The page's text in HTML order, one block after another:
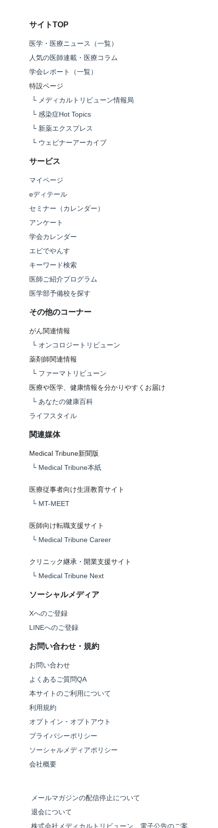
サイトTOP
医学・医療ニュース（一覧）
人気の医師連載・医療コラム
学会レポート（一覧）
特設ページ
└ メディカルトリビューン情報局
└ 感染症Hot Topics
└ 新薬エクスプレス
└ ウェビナーアーカイブ
サービス
マイページ
eディテール
セミナー（カレンダー）
アンケート
学会カレンダー
エビでやんす
キーワード検索
医師ご紹介プログラム
医学部予備校を探す
その他のコーナー
がん関連情報
└ オンコロジートリビューン
薬剤師関連情報
└ ファーマトリビューン
医療や医学、健康情報を分かりやすくお届け
└ あなたの健康百科
ライフスタイル
関連媒体
Medical Tribune新聞版
└ Medical Tribune本紙
医療従事者向け生涯教育サイト
└ MT-MEET
医師向け転職支援サイト
└ Medical Tribune Career
クリニック継承・開業支援サイト
└ Medical Tribune Next
ソーシャルメディア
Xへのご登録
LINEへのご登録
お問い合わせ・規約
お問い合わせ
よくあるご質問QA
本サイトのご利用について
利用規約
オプトイン・オプトアウト
プライバシーポリシー
ソーシャルメディアポリシー
会社概要
メールマガジンの配信停止について
退会について
株式会社メディカルトリビューン 電子公告のご案